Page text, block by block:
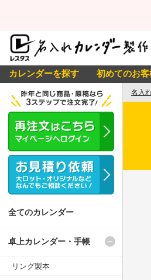
カレンダーを探す 初めてのお客
名入
全てのカレンダー
卓上カレンダー・手帳
リング製本